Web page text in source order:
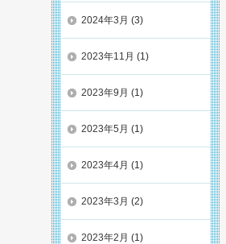
2024年3月 (3)
2023年11月 (1)
2023年9月 (1)
2023年5月 (1)
2023年4月 (1)
2023年3月 (2)
2023年2月 (1)